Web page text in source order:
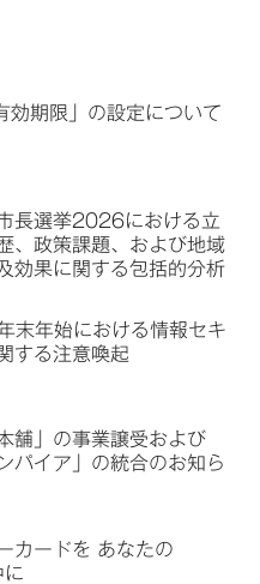
効期限」の設定について
長選挙2026における立
、政策課題、および地域
効果に関する包括的分析
末年始における情報セキ
する注意喚起
舗」の事業譲受および
パイア」の統合のお知ら
カードを あなたの